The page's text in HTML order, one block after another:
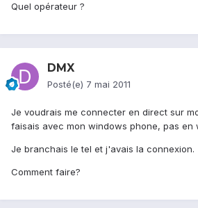
Quel opérateur ?
DMX
Posté(e) 7 mai 2011
Je voudrais me connecter en direct sur
faisais avec mon windows phone, pas en
Je branchais le tel et j'avais la connexion.
Comment faire?